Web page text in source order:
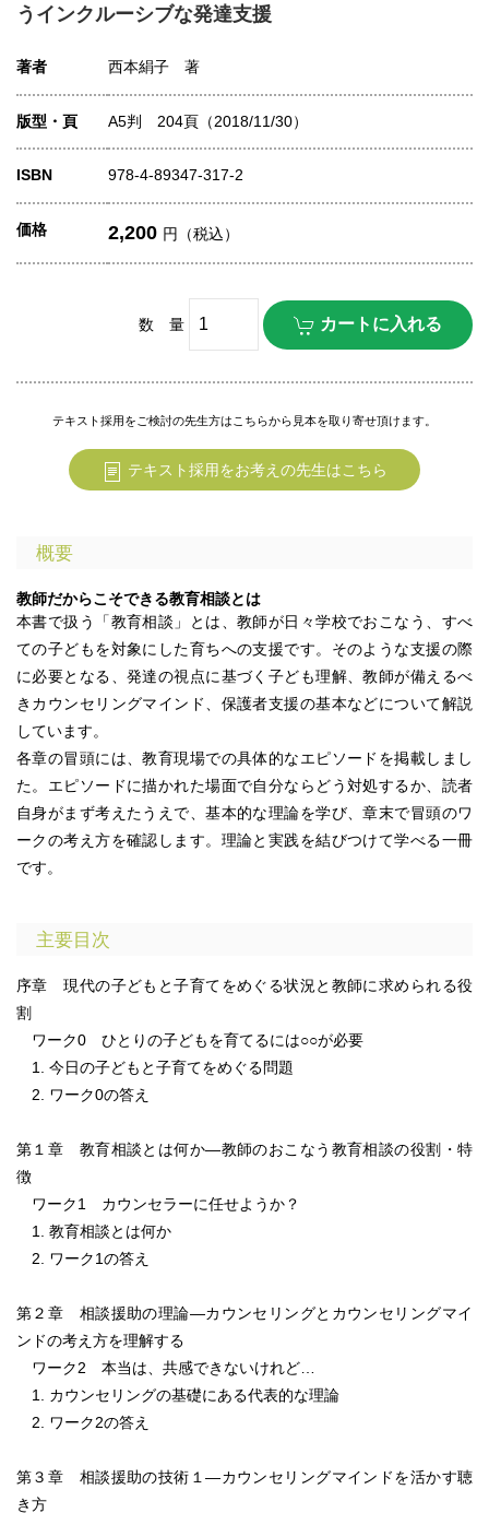
うインクルーシブな発達支援
著者 西本絹子 著
版型・頁 A5判 204頁（2018/11/30）
ISBN 978-4-89347-317-2
価格 2,200 円（税込）
数 量
テキスト採用をご検討の先生方はこちらから見本を取り寄せ頂けます。
テキスト採用をお考えの先生はこちら
概要
教師だからこそできる教育相談とは
本書で扱う「教育相談」とは、教師が日々学校でおこなう、すべ
ての子どもを対象にした育ちへの支援です。そのような支援の際
に必要となる、発達の視点に基づく子ども理解、教師が備えるべ
きカウンセリングマインド、保護者支援の基本などについて解説
しています。
各章の冒頭には、教育現場での具体的なエピソードを掲載しまし
た。エピソードに描かれた場面で自分ならどう対処するか、読者
自身がまず考えたうえで、基本的な理論を学び、章末で冒頭のワ
ークの考え方を確認します。理論と実践を結びつけて学べる一冊
です。
主要目次
序章 現代の子どもと子育てをめぐる状況と教師に求められる役
割
ワーク0 ひとりの子どもを育てるには○○が必要
1. 今日の子どもと子育てをめぐる問題
2. ワーク0の答え
第１章 教育相談とは何か―教師のおこなう教育相談の役割・特
徴
ワーク1 カウンセラーに任せようか？
1. 教育相談とは何か
2. ワーク1の答え
第２章 相談援助の理論―カウンセリングとカウンセリングマイ
ンドの考え方を理解する
ワーク2 本当は、共感できないけれど…
1. カウンセリングの基礎にある代表的な理論
2. ワーク2の答え
第３章 相談援助の技術１―カウンセリングマインドを活かす聴
き方